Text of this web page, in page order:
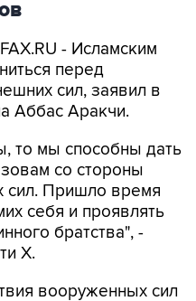
- Исламским
сил, заявил в
Аббас Аракчи.
то мы способны дать
сил. Пришло время
себя и проявлять
братства", -
Х.
вооруженных сил